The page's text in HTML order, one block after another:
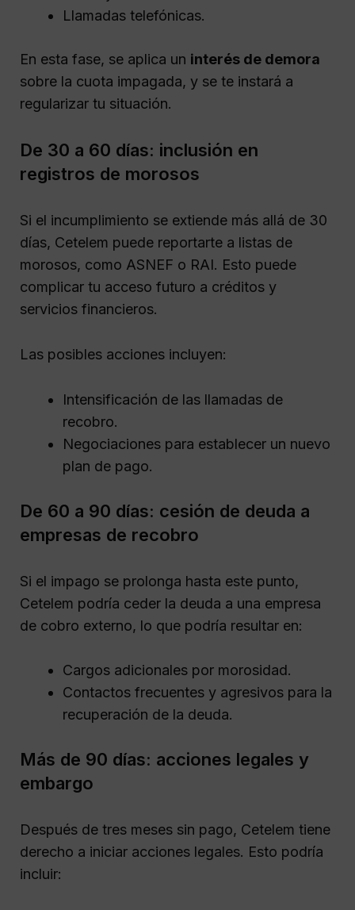
Llamadas telefónicas.
En esta fase, se aplica un interés de demora
sobre la cuota impagada, y se te instará a
regularizar tu situación.
De 30 a 60 días: inclusión en
registros de morosos
Si el incumplimiento se extiende más allá de 30
días, Cetelem puede reportarte a listas de
morosos, como ASNEF o RAI. Esto puede
complicar tu acceso futuro a créditos y
servicios financieros.
Las posibles acciones incluyen:
Intensificación de las llamadas de
recobro.
Negociaciones para establecer un nuevo
plan de pago.
De 60 a 90 días: cesión de deuda a
empresas de recobro
Si el impago se prolonga hasta este punto,
Cetelem podría ceder la deuda a una empresa
de cobro externo, lo que podría resultar en:
Cargos adicionales por morosidad.
Contactos frecuentes y agresivos para la
recuperación de la deuda.
Más de 90 días: acciones legales y
embargo
Después de tres meses sin pago, Cetelem tiene
derecho a iniciar acciones legales. Esto podría
incluir: